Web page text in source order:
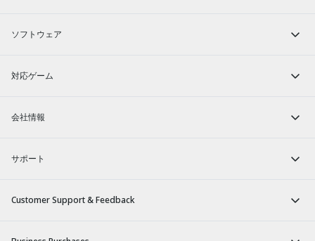
ソフトウェア
対応ゲーム
会社情報
サポート
Customer Support & Feedback